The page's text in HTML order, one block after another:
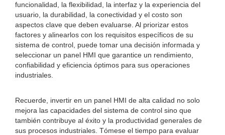
funcionalidad, la flexibilidad, la interfaz y la experiencia del
usuario, la durabilidad, la conectividad y el costo son
aspectos clave que deben evaluarse. Al priorizar estos
factores y alinearlos con los requisitos específicos de su
sistema de control, puede tomar una decisión informada y
seleccionar un panel HMI que garantice un rendimiento,
confiabilidad y eficiencia óptimos para sus operaciones
industriales.
Recuerde, invertir en un panel HMI de alta calidad no solo
mejora las capacidades del sistema de control sino que
también contribuye al éxito y la productividad generales de
sus procesos industriales. Tómese el tiempo para evaluar